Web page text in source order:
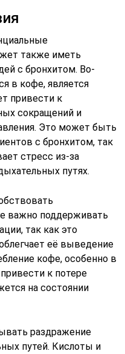
также иметь
с бронхитом. Во-
в кофе, является
привести к
сокращений и
Это может быть
с бронхитом, так
стресс из-за
путях.
важно поддерживать
так как это
её выведение
кофе, особенно в
к потере
на состоянии
раздражение
путей. Кислоты и